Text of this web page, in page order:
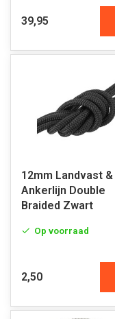
39,95
12mm Landvast &
Ankerlijn Double
Braided Zwart
Op voorraad
2,50